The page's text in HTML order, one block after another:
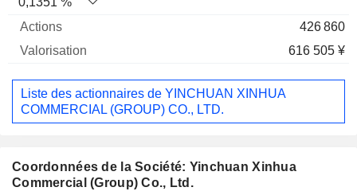
426 860
616 505 ¥
Liste des actionnaires de YINCHUAN XINHUA
COMMERCIAL (GROUP) CO., LTD.
Coordonnées de la Société: Yinchuan Xinhua
Commercial (Group) Co., Ltd.